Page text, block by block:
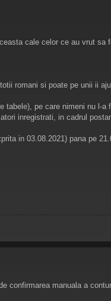
cale celor ce au vrut sa
romani si poate pe unii ii
pe care nimeni nu l-a
inregistrati, in cadrul
in 03.08.2021) pana pe
confirmarea manuala a